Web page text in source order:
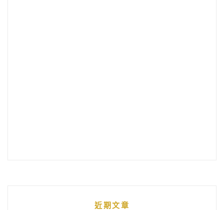
近期文章